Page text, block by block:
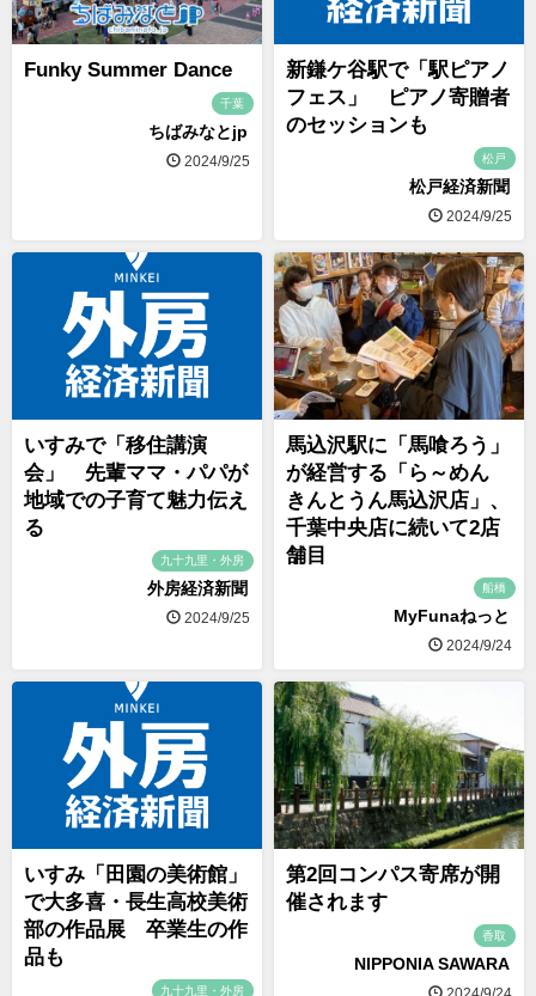
Funky Summer Dance
千葉
ちばみなとjp
2024/9/25
新鎌ケ谷駅で「駅ピアノ
フェス」 ピアノ寄贈者
のセッションも
松戸
松戸経済新聞
2024/9/25
いすみで「移住講演
会」 先輩ママ・パパが
地域での子育て魅力伝え
る
九十九里・外房
外房経済新聞
2024/9/25
馬込沢駅に「馬喰ろう」
が経営する「ら～めん
きんとうん馬込沢店」、
千葉中央店に続いて2店
舗目
船橋
MyFunaねっと
2024/9/24
いすみ「田園の美術館」
で大多喜・長生高校美術
部の作品展 卒業生の作
品も
九十九里・外房
第2回コンパス寄席が開
催されます
香取
NIPPONIA SAWARA